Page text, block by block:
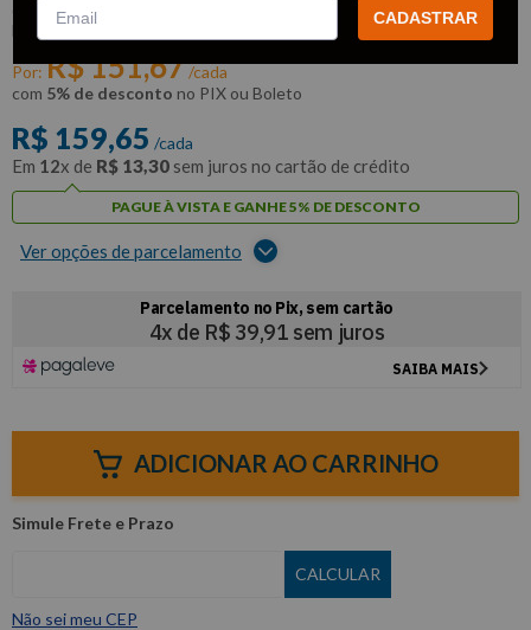
R763002
RAVEN
Por: R$151,67/cada
com 5% de desconto no PIX ou Boleto
R$ 159,65 /cada
Em 12x de R$ 13,30 sem juros no cartão de crédito
PAGUE À VISTA E GANHE 5% DE DESCONTO
Ver opções de parcelamento
ADICIONAR AO CARRINHO
Não sei meu CEP
CADASTRAR